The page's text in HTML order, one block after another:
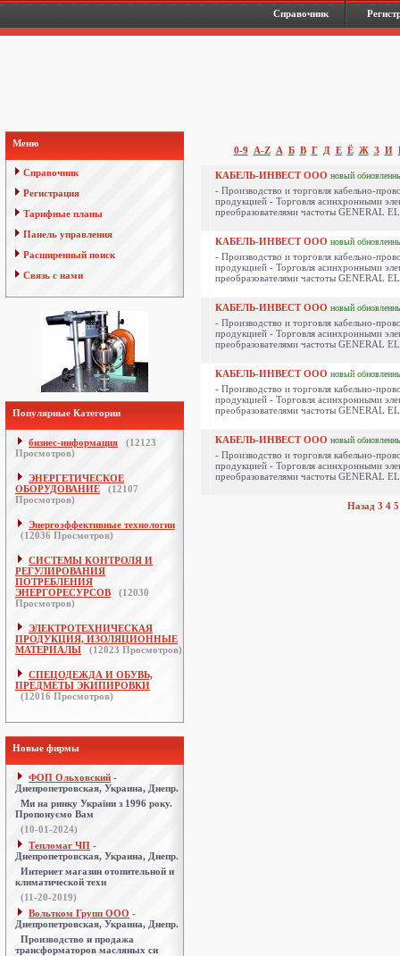
Справочник
Меню
Справочник
Регистрация
Тарифные планы
Панель управления
Расширенный поиск
Связь с нами
Популярные Категории
бизнес-информация (12123
Просмотров)
ЭНЕРГЕТИЧЕСКОЕ
ОБОРУДОВАНИЕ
(12107
Просмотров)
Энергоэффективные технологии
(12036 Просмотров)
СИСТЕМЫ КОНТРОЛЯ И
РЕГУЛИРОВАНИЯ
ПОТРЕБЛЕНИЯ
ЭНЕРГОРЕСУРСОВ
(12030
Просмотров)
ЭЛЕКТРОТЕХНИЧЕСКАЯ
ПРОДУКЦИЯ, ИЗОЛЯЦИОННЫЕ
МАТЕРИАЛЫ
(12023 Просмотров)
СПЕЦОДЕЖДА И ОБУВЬ,
ПРЕДМЕТЫ ЭКИПИРОВКИ
(12016 Просмотров)
Новые фирмы
ФОП Ольховский -
Днепропетровская, Украина, Днепр.
Ми на ринку України з 1996 року.
Пропонуємо Вам
(10-01-2024)
Тепломаг ЧП -
Днепропетровская, Украина, Днепр.
Интернет магазин отопительной и
климатической техн
(11-20-2019)
Вольтком Групп ООО -
Днепропетровская, Украина, Днепр.
Производство и продажа
трансформаторов масляных си
0-9 A-Z А Б В Г Д Е Ё Ж З И
КАБЕЛЬ-ИНВЕСТ ООО новый
- Производство и торговля кабельно-
продукцией - Торговля асинхронными
преобразователями частоты GENERAL
КАБЕЛЬ-ИНВЕСТ ООО новый
- Производство и торговля кабельно-
продукцией - Торговля асинхронными
преобразователями частоты GENERAL
КАБЕЛЬ-ИНВЕСТ ООО новый
- Производство и торговля кабельно-
продукцией - Торговля асинхронными
преобразователями частоты GENERAL
КАБЕЛЬ-ИНВЕСТ ООО новый
- Производство и торговля кабельно-
продукцией - Торговля асинхронными
преобразователями частоты GENERAL
КАБЕЛЬ-ИНВЕСТ ООО новый
- Производство и торговля кабельно-
продукцией - Торговля асинхронными
преобразователями частоты GENERAL
Назад 3 4 5